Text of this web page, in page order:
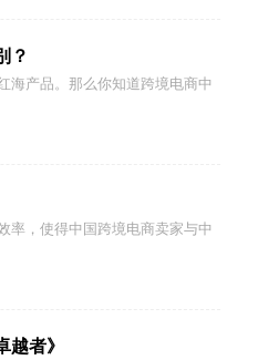
？
海产品。那么你知道跨境电商中
率，使得中国跨境电商卖家与中
者》